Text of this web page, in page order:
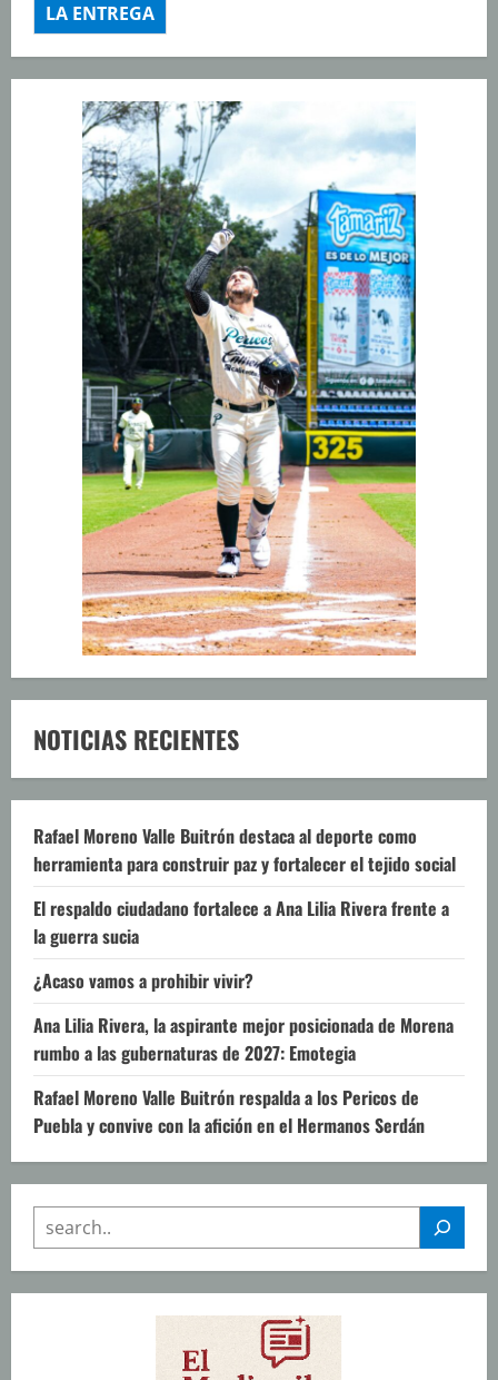
LA ENTREGA
NOTICIAS RECIENTES
Rafael Moreno Valle Buitrón destaca al deporte como
herramienta para construir paz y fortalecer el tejido social
El respaldo ciudadano fortalece a Ana Lilia Rivera frente a
la guerra sucia
¿Acaso vamos a prohibir vivir?
Ana Lilia Rivera, la aspirante mejor posicionada de Morena
rumbo a las gubernaturas de 2027: Emotegia
Rafael Moreno Valle Buitrón respalda a los Pericos de
Puebla y convive con la afición en el Hermanos Serdán